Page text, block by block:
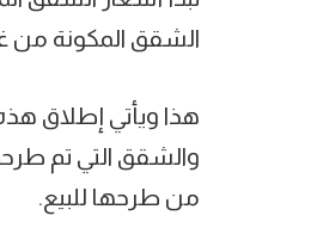
الشقق المكونة من غرفتي نوم
هذا ويأتي إطلاق
والشقق التي تم
من طرحها للبيع.